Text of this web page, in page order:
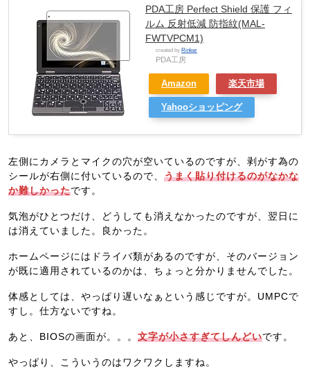
PDA工房 Perfect Shield 保護 フィ
ルム 反射低減 防指紋(MAL-
FWTVPCM1)
created by Rinker
PDA工房
Amazon 楽天市場
Yahooショッピング
左側にカメラとマイクの穴が空いているのですが、剥がす為の
シールが右側に付いているので、 うまく貼り付けるのがなかな
か難しかったです。
気泡がひとつだけ、どうしても消えなかったのですが、翌日に
は消えていました。良かった。
ホームページにはドライバ類があるのですが、そのバージョン
が既に適用されているのかは、ちょっと分かりませんでした。
体感としては、やっぱり遅いなぁという感じですが。UMPCで
すし。仕方ないですね。
あと、BIOSの画面が。。。 文字が小さすぎてしんどいです。
やっぱり、こういうのはワクワクしますね。